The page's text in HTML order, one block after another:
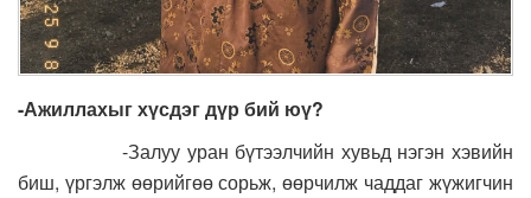
-Ажиллахыг хүсдэг дүр бий юү?
-Залуу уран бүтээлчийн хувьд нэгэн хэвийн
биш, үргэлж өөрийгөө сорьж, өөрчилж чаддаг жүжигчин